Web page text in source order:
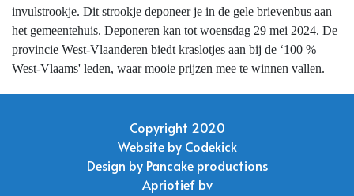
invulstrookje. Dit strookje deponeer je in de gele brievenbus aan
het gemeentehuis. Deponeren kan tot woensdag 29 mei 2024. De
provincie West-Vlaanderen biedt kraslotjes aan bij de ‘100 %
West-Vlaams' leden, waar mooie prijzen mee te winnen vallen.
Copyright 2020
Website by Codekick
Design by Pancake productions
Apriotief bv